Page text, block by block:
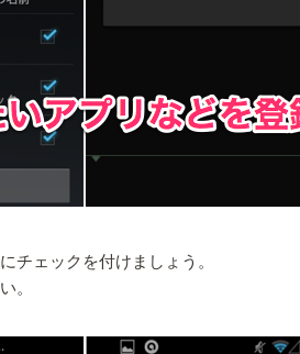
チェックを付けましょう。
。